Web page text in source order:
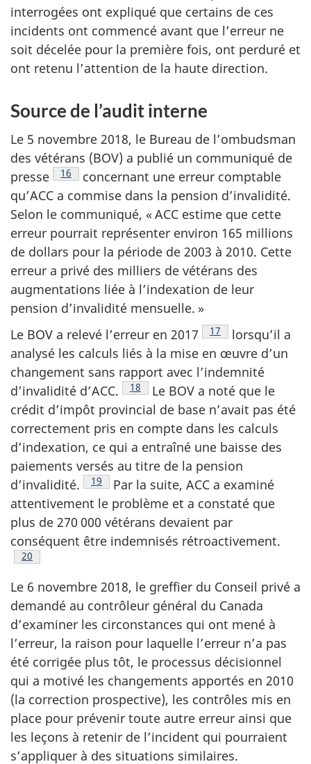
interrogées ont expliqué que certains de ces
incidents ont commencé avant que l’erreur ne
soit décelée pour la première fois, ont perduré et
ont retenu l’attention de la haute direction.
Source de l’audit interne
Le 5 novembre 2018, le Bureau de l’ombudsman
des vétérans (BOV) a publié un communiqué de
presse
Voir la note en bas de page
16
concernant une erreur comptable
qu’ACC a commise dans la pension d’invalidité.
Selon le communiqué, « ACC estime que cette
erreur pourrait représenter environ 165 millions
de dollars pour la période de 2003 à 2010. Cette
erreur a privé des milliers de vétérans des
augmentations liée à l’indexation de leur
pension d’invalidité mensuelle. »
Le BOV a relevé l’erreur en 2017
Voir la note en bas
17
lorsqu’il a
analysé les calculs liés à la mise en œuvre d’un
changement sans rapport avec l’indemnité
d’invalidité d’ACC.
Voir la note en bas de page
18
Le BOV a noté que le
crédit d’impôt provincial de base n’avait pas été
correctement pris en compte dans les calculs
d’indexation, ce qui a entraîné une baisse des
paiements versés au titre de la pension
d’invalidité.
Voir la note en bas de page
19
Par la suite, ACC a examiné
attentivement le problème et a constaté que
plus de 270 000 vétérans devaient par
conséquent être indemnisés rétroactivement.
Voir la note en bas de page
20
Le 6 novembre 2018, le greffier du Conseil privé a
demandé au contrôleur général du Canada
d’examiner les circonstances qui ont mené à
l’erreur, la raison pour laquelle l’erreur n’a pas
été corrigée plus tôt, le processus décisionnel
qui a motivé les changements apportés en 2010
(la correction prospective), les contrôles mis en
place pour prévenir toute autre erreur ainsi que
les leçons à retenir de l’incident qui pourraient
s’appliquer à des situations similaires.